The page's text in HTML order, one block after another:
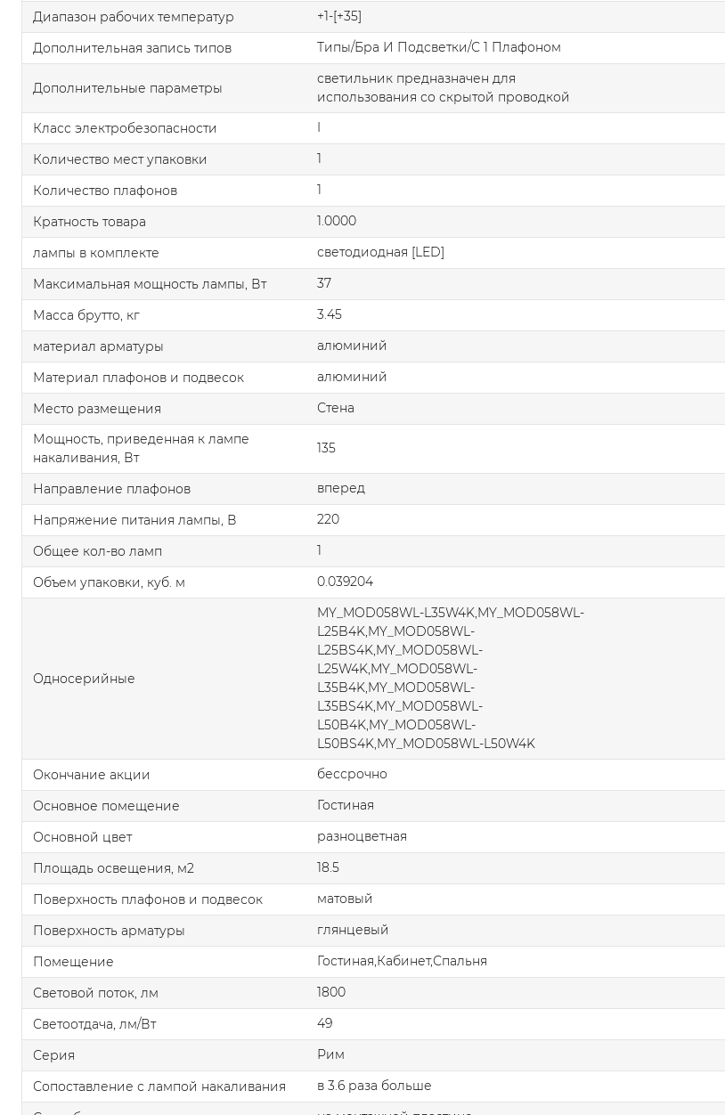
Диапазон рабочих температур
+1-[+35]
Дополнительная запись типов
Типы/Бра И Подсветки/С 1 Плафоном
Дополнительные параметры
светильник предназначен для
использования со скрытой проводкой
Класс электробезопасности
I
Количество мест упаковки
1
Количество плафонов
1
Кратность товара
1.0000
лампы в комплекте
светодиодная [LED]
Максимальная мощность лампы, Вт
37
Масса брутто, кг
3.45
материал арматуры
алюминий
Материал плафонов и подвесок
алюминий
Место размещения
Стена
Мощность, приведенная к лампе
накаливания, Вт
135
Направление плафонов
вперед
Напряжение питания лампы, В
220
Общее кол-во ламп
1
Объем упаковки, куб. м
0.039204
Односерийные
MY_MOD058WL-L35W4K,MY_MOD058WL-
L25B4K,MY_MOD058WL-
L25BS4K,MY_MOD058WL-
L25W4K,MY_MOD058WL-
L35B4K,MY_MOD058WL-
L35BS4K,MY_MOD058WL-
L50B4K,MY_MOD058WL-
L50BS4K,MY_MOD058WL-L50W4K
Окончание акции
бессрочно
Основное помещение
Гостиная
Основной цвет
разноцветная
Площадь освещения, м2
18.5
Поверхность плафонов и подвесок
матовый
Поверхность арматуры
глянцевый
Помещение
Гостиная,Кабинет,Спальня
Световой поток, лм
1800
Светоотдача, лм/Вт
49
Серия
Рим
Сопоставление с лампой накаливания
в 3.6 раза больше